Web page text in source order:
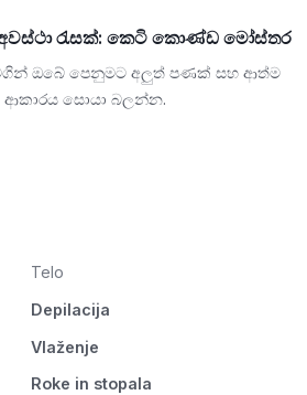
රැසක්: කෙටි කොණ්ඩ මෝස්තර
ඔබේ පෙනුමට අලුත් පණක් සහ ආත්ම
සොයා බලන්න.
Telo
Depilacija
Vlaženje
Roke in stopala